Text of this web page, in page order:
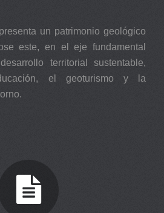
un patrimonio geológico
este, en el eje fundamental
territorial sustentable,
el geoturismo y la